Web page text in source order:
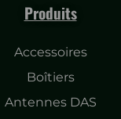
Produits
Accessoires
Boîtiers
Antennes DAS